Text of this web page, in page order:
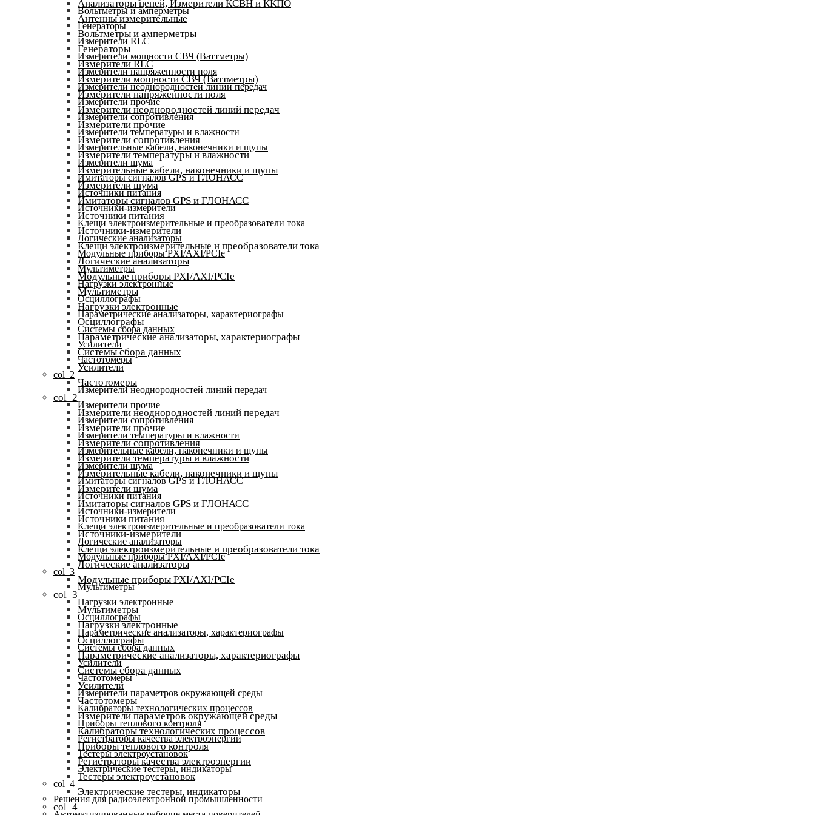
Вольтметры и амперметры
Генераторы
Измерители RLC
Измерители мощности СВЧ (Ваттметры)
Измерители напряженности поля
Измерители неоднородностей линий передач
Измерители прочие
Измерители сопротивления
Измерители температуры и влажности
Измерительные кабели, наконечники и щупы
Измерители шума
Имитаторы сигналов GPS и ГЛОНАСС
Источники питания
Источники-измерители
Клещи электроизмерительные и преобразователи тока
Логические анализаторы
Модульные приборы PXI/AXI/PCIe
Мультиметры
Нагрузки электронные
Осциллографы
Параметрические анализаторы, характериографы
Системы сбора данных
Усилители
Частотомеры
col_2
Измерители неоднородностей линий передач
Измерители прочие
Измерители сопротивления
Измерители температуры и влажности
Измерительные кабели, наконечники и щупы
Измерители шума
Имитаторы сигналов GPS и ГЛОНАСС
Источники питания
Источники-измерители
Клещи электроизмерительные и преобразователи тока
Логические анализаторы
Модульные приборы PXI/AXI/PCIe
col_3
Мультиметры
Нагрузки электронные
Осциллографы
Параметрические анализаторы, характериографы
Системы сбора данных
Усилители
Частотомеры
Измерители параметров окружающей среды
Калибраторы технологических процессов
Приборы теплового контроля
Регистраторы качества электроэнергии
Тестеры электроустановок
Электрические тестеры, индикаторы
col_4
Решения для радиоэлектронной промышленности
Анализаторы цепей, Измерители КСВН и ККПО
Антенны измерительные
Вольтметры и амперметры
Генераторы
Измерители RLC
Измерители мощности СВЧ (Ваттметры)
Измерители напряженности поля
Измерители неоднородностей линий передач
Измерители прочие
Измерители сопротивления
Измерители температуры и влажности
Измерительные кабели, наконечники и щупы
Измерители шума
Имитаторы сигналов GPS и ГЛОНАСС
Источники питания
Источники-измерители
Клещи электроизмерительные и преобразователи тока
Логические анализаторы
Модульные приборы PXI/AXI/PCIe
Мультиметры
Нагрузки электронные
Осциллографы
Параметрические анализаторы, характериографы
Системы сбора данных
Усилители
Частотомеры
col_2
Измерители неоднородностей линий передач
Измерители прочие
Измерители сопротивления
Измерители температуры и влажности
Измерительные кабели, наконечники и щупы
Измерители шума
Имитаторы сигналов GPS и ГЛОНАСС
Источники питания
Источники-измерители
Клещи электроизмерительные и преобразователи тока
Логические анализаторы
Модульные приборы PXI/AXI/PCIe
col_3
Мультиметры
Нагрузки электронные
Осциллографы
Параметрические анализаторы, характериографы
Системы сбора данных
Усилители
Частотомеры
Измерители параметров окружающей среды
Калибраторы технологических процессов
Приборы теплового контроля
Регистраторы качества электроэнергии
Тестеры электроустановок
Электрические тестеры, индикаторы
col_4